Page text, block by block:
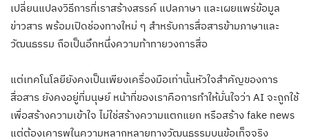
เปลี่ยนแปลงวิธีการที่เราสร้างสรรค์ แปลภาษา และเผยแพร่ข้อมูล
ข่าวสาร พร้อมเปิดช่องทางใหม่ ๆ สำหรับการสื่อสารข้ามภาษาและ
วัฒนธรรม ถือเป็นอึกหนึ่งความท้าทายวงการสื่อ
แต่เทคโนโลยียังคงเป็นเพียงเครื่องมือเท่านั้นหัวใจสำคัญของการ
สื่อสาร ยังคงอยู่ที่มนุษย์ หน้าที่ของเราคือการทำให้มั่นใจว่า AI จะถูกใช้
เพื่อสร้างความเข้าใจ ไม่ใช่สร้างความแตกแยก หรือสร้าง fake news
แต่ต้องเคารพในความหลากหลายทางวัฒนธรรมบนข้อเท็จจริง